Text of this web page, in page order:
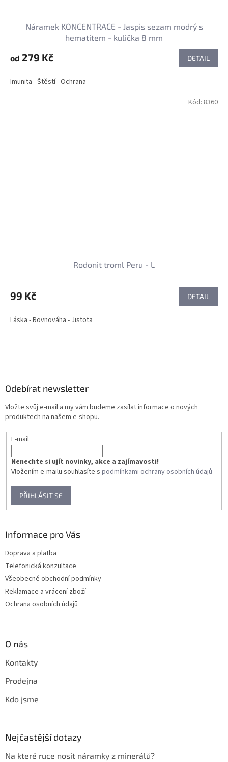
Náramek KONCENTRACE - Jaspis sezam modrý s
hematitem - kulička 8 mm
od 279 Kč DETAIL
Imunita - Štěstí - Ochrana
Rodonit troml Peru - L
99 Kč DETAIL
Láska - Rovnováha - Jistota
Kód: 8360
Odebírat newsletter
Vložte svůj e-mail a my vám budeme zasílat informace o nových
produktech na našem e-shopu.
E-mail
Nenechte si ujít novinky, akce a zajímavosti!
Vložením e-mailu souhlasíte s podmínkami ochrany osobních údajů
PŘIHLÁSIT SE
Informace pro Vás
Doprava a platba
Telefonická konzultace
Všeobecné obchodní podmínky
Reklamace a vrácení zboží
Ochrana osobních údajů
O nás
Kontakty
Prodejna
Kdo jsme
Nejčastější dotazy
Na které ruce nosit náramky z minerálů?